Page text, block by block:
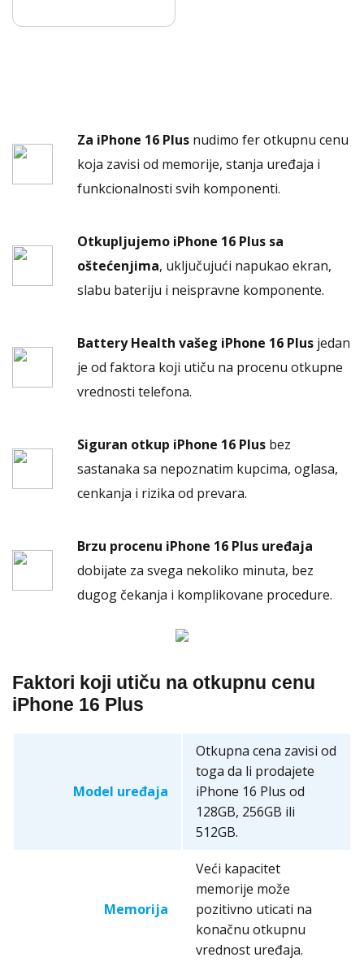
Za iPhone 16 Plus nudimo fer otkupnu cenu
koja zavisi od memorije, stanja uređaja i
funkcionalnosti svih komponenti.
Otkupljujemo iPhone 16 Plus sa
oštećenjima, uključujući napukao ekran,
slabu bateriju i neispravne komponente.
Battery Health vašeg iPhone 16 Plus jedan
je od faktora koji utiču na procenu otkupne
vrednosti telefona.
Siguran otkup iPhone 16 Plus bez
sastanaka sa nepoznatim kupcima, oglasa,
cenkanja i rizika od prevara.
Brzu procenu iPhone 16 Plus uređaja
dobijate za svega nekoliko minuta, bez
dugog čekanja i komplikovane procedure.
Faktori koji utiču na otkupnu cenu
iPhone 16 Plus
Model uređaja
Otkupna cena zavisi od
toga da li prodajete
iPhone 16 Plus od
128GB, 256GB ili
512GB.
Memorija
Veći kapacitet
memorije može
pozitivno uticati na
konačnu otkupnu
vrednost uređaja.